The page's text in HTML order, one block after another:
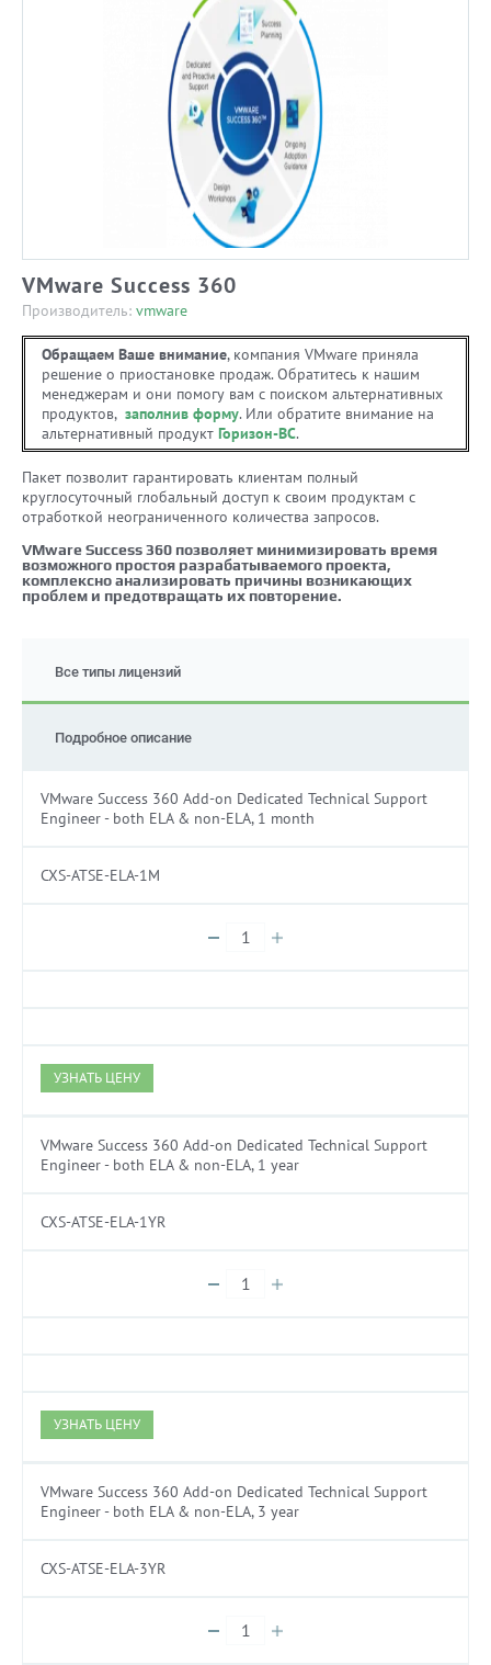
VMware Success 360
Производитель: vmware
Обращаем Ваше внимание, компания VMware приняла
решение о приостановке продаж. Обратитесь к нашим
менеджерам и они помогу вам с поиском альтернативных
продуктов, заполнив форму. Или обратите внимание на
альтернативный продукт Горизон-ВС.
Пакет позволит гарантировать клиентам полный
круглосуточный глобальный доступ к своим продуктам с
отработкой неограниченного количества запросов.
VMware Success 360 позволяет минимизировать время
возможного простоя разрабатываемого проекта,
комплексно анализировать причины возникающих
проблем и предотвращать их повторение.
Все типы лицензий
Подробное описание
VMware Success 360 Add-on Dedicated Technical Support
Engineer - both ELA & non-ELA, 1 month
CXS-ATSE-ELA-1M
УЗНАТЬ ЦЕНУ
VMware Success 360 Add-on Dedicated Technical Support
Engineer - both ELA & non-ELA, 1 year
CXS-ATSE-ELA-1YR
УЗНАТЬ ЦЕНУ
VMware Success 360 Add-on Dedicated Technical Support
Engineer - both ELA & non-ELA, 3 year
CXS-ATSE-ELA-3YR